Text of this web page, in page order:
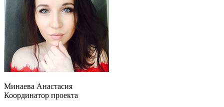
Минаева Анастасия
Координатор проекта